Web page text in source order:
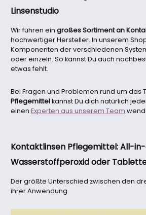
Linsenstudio
Wir führen ein großes Sortiment an
hochwertiger Hersteller. In unserem
Komponenten der verschiedenen
oder einzeln. So kannst Du auch
etwas fehlt.
Bei Fragen und Problemen rund um das
Pflegemittelkannst Du dich natürlich
einen Experten aus unserem Team
Kontaktlinsen Pflegemittel: All-
Wasserstoffperoxid oder
Der größte Unterschied zwischen den
ihrer Anwendung.